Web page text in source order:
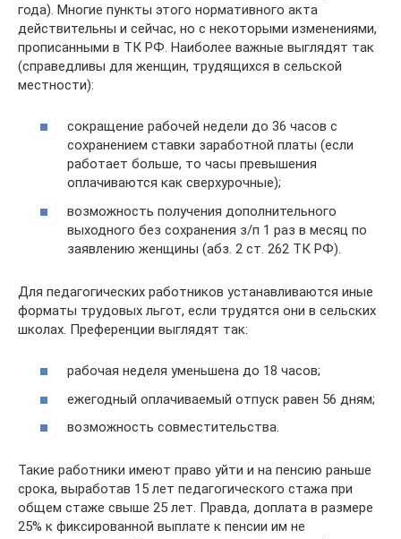
года). Многие пункты этого нормативного акта
действительны и сейчас, но с некоторыми изменениями,
прописанными в ТК РФ. Наиболее важные выглядят так
(справедливы для женщин, трудящихся в сельской
местности):
сокращение рабочей недели до 36 часов с
сохранением ставки заработной платы (если
работает больше, то часы превышения
оплачиваются как сверхурочные);
возможность получения дополнительного
выходного без сохранения з/п 1 раз в месяц по
заявлению женщины (абз. 2 ст. 262 ТК РФ).
Для педагогических работников устанавливаются иные
форматы трудовых льгот, если трудятся они в сельских
школах. Преференции выглядят так:
рабочая неделя уменьшена до 18 часов;
ежегодный оплачиваемый отпуск равен 56 дням;
возможность совместительства.
Такие работники имеют право уйти и на пенсию раньше
срока, выработав 15 лет педагогического стажа при
общем стаже свыше 25 лет. Правда, доплата в размере
25% к фиксированной выплате к пенсии им не